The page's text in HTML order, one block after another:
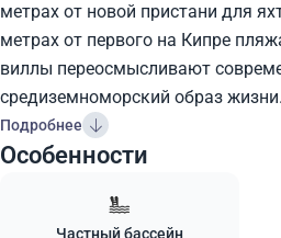
метрах от новой пристани для
метрах от первого на Кипре
виллы переосмысливают
средиземноморский образ жизни.
Подробнее
Особенности
Частный бассейн